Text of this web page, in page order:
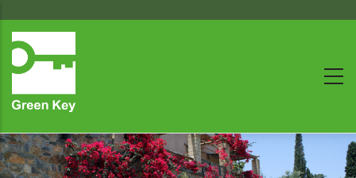
to
main